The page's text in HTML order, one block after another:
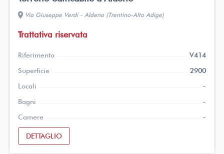
location_on Via Giuseppe Verdi - Aldeno (Trentino-Alto Adige)
Trattativa riservata
Riferimento
V414
Superficie
2900
Locali
-
Bagni
-
Camere
-
DETTAGLIO